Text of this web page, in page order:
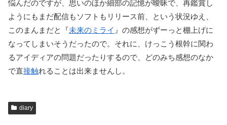
悩んだのですが、思いのほか細部の記憶が曖昧で、再鑑賞し
ようにもまだ配信もソフトもリリース前、という状況ゆえ、
このまんまだと『未来のミライ 』の感想がずーっと棚上げに
なってしまいそうだったので。それに、けっこう根幹に関わ
るアイディアの問題だったりするので、どのみち感想のなか
で直接触れることは出来ませんし。
diary